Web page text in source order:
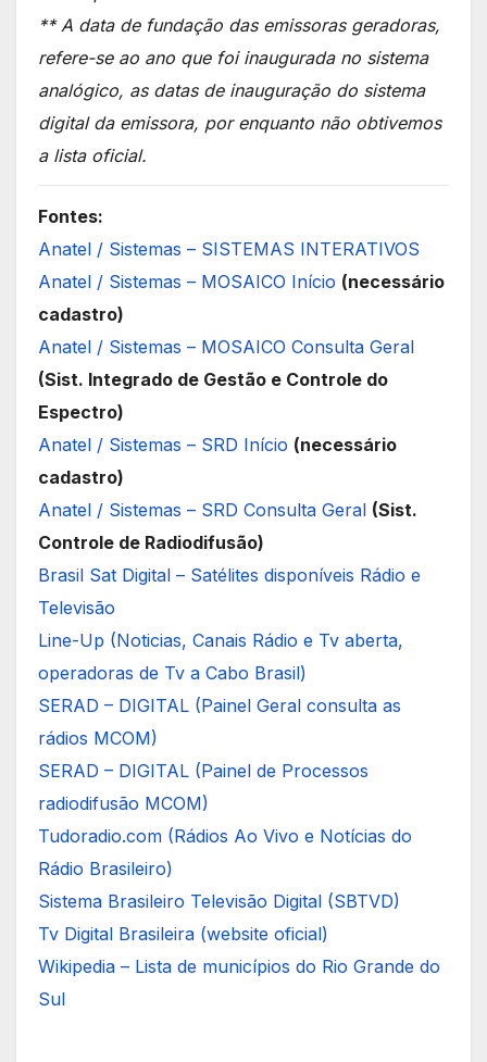
** A data de fundação das emissoras geradoras,
refere-se ao ano que foi inaugurada no sistema
analógico, as datas de inauguração do sistema
digital da emissora, por enquanto não obtivemos
a lista oficial.
Fontes:
Anatel / Sistemas – SISTEMAS INTERATIVOS
Anatel / Sistemas – MOSAICO Início (necessário
cadastro)
Anatel / Sistemas – MOSAICO Consulta Geral
(Sist. Integrado de Gestão e Controle do
Espectro)
Anatel / Sistemas – SRD Início (necessário
cadastro)
Anatel / Sistemas – SRD Consulta Geral (Sist.
Controle de Radiodifusão)
Brasil Sat Digital – Satélites disponíveis Rádio e
Televisão
Line-Up (Noticias, Canais Rádio e Tv aberta,
operadoras de Tv a Cabo Brasil)
SERAD – DIGITAL (Painel Geral consulta as
rádios MCOM)
SERAD – DIGITAL (Painel de Processos
radiodifusão MCOM)
Tudoradio.com (Rádios Ao Vivo e Notícias do
Rádio Brasileiro)
Sistema Brasileiro Televisão Digital (SBTVD)
Tv Digital Brasileira (website oficial)
Wikipedia – Lista de municípios do Rio Grande do
Sul